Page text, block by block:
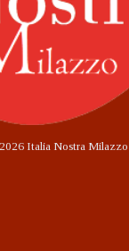
Italia Nostra